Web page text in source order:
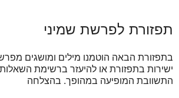
תפזורת לפרשת שמיני
בתפזורת הבאה הוטמנו מילים ומושגים
ישירות בתפזורת או להיעזר ברשימת
התשוובת המופיעה במהופך. בהצלחה